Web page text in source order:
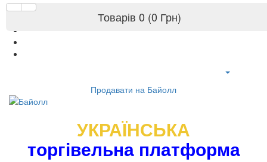
Продавати на Байолл
УКРАЇНСЬКА
торгівельна платформа
Товарів 0 (0 Грн)